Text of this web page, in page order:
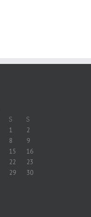
S S
1
2
8
9
15
16
22
23
29
30